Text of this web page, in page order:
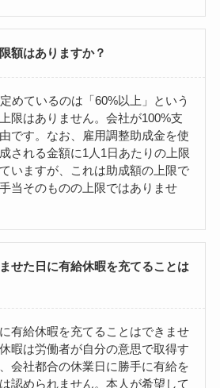
額はありますか？
めているのは「60%以上」という
限はありません。会社が100%支
です。なお、雇用調整助成金を使
される金額に1人1日あたりの上限
いますが、これは助成額の上限で
当そのものの上限ではありませ
せた日に有給休暇を充てることは
有給休暇を充てることはできませ
暇は労働者が自分の意思で取得す
会社都合の休業日に勝手に有給を
認められません。本人が希望して